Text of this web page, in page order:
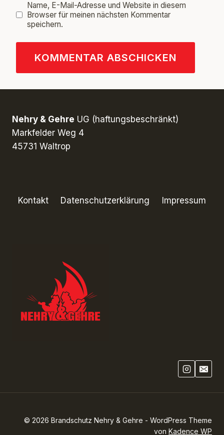
Name, E-Mail-Adresse und Website in diesem
Browser für meinen nächsten Kommentar
speichern.
Nehry & Gehre UG (haftungsbeschränkt)
Markfelder Weg 4
45731 Waltrop
Kontakt Datenschutzerklärung Impressum
© 2026 Brandschutz Nehry & Gehre - WordPress Theme
von Kadence WP